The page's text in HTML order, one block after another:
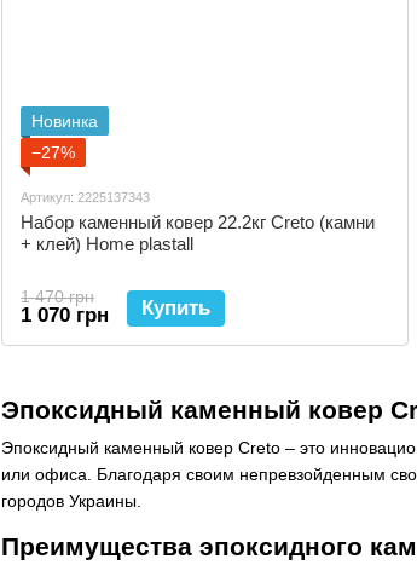
Эпоксидный каменный ковер
Эпоксидный каменный ковер Creto – это
или офиса. Благодаря своим непревзойденным
городов Украины.
Преимущества эпоксидного
Новинка
−27%
Артикул: 2225137343
Набор каменный ковер 22.2кг Creto (камни
+ клей) Home plastall
1 470 грн
1 070 грн Купить